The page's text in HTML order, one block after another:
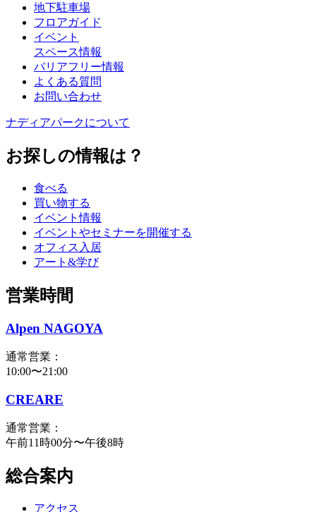
地下駐車場
フロアガイド
イベント
スペース情報
バリアフリー情報
よくある質問
お問い合わせ
ナディアパークについて
お探しの情報は？
食べる
買い物する
イベント情報
イベントやセミナーを開催する
オフィス入居
アート&学び
営業時間
Alpen NAGOYA
通常営業：
10:00〜21:00
CREARE
通常営業：
午前11時00分〜午後8時
総合案内
アクセス